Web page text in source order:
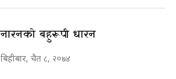
नारनको बहुरूपी धारन
बिहीबार, चैत ८, २०७४